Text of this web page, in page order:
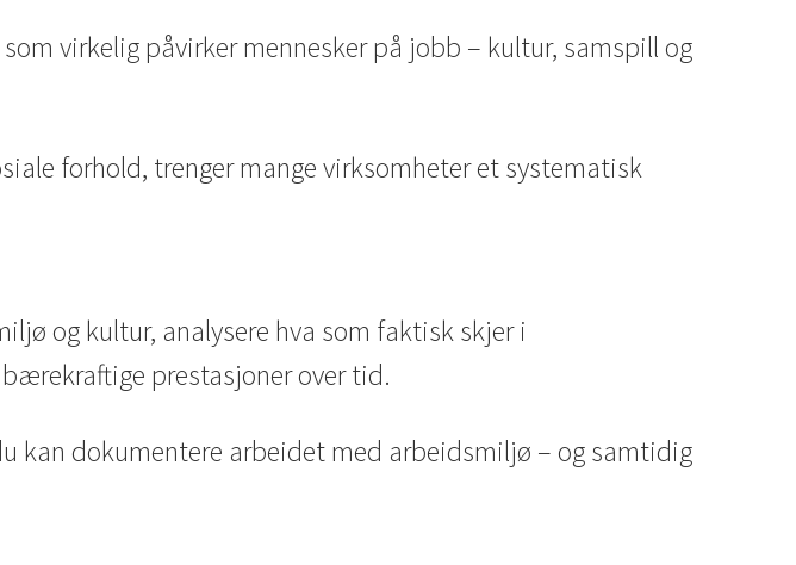
virkelig påvirker mennesker på jobb – kultur, samspill og
forhold, trenger mange virksomheter et systematisk
og kultur, analysere hva som faktisk skjer i
prestasjoner over tid.
kan dokumentere arbeidet med arbeidsmiljø – og samtidig